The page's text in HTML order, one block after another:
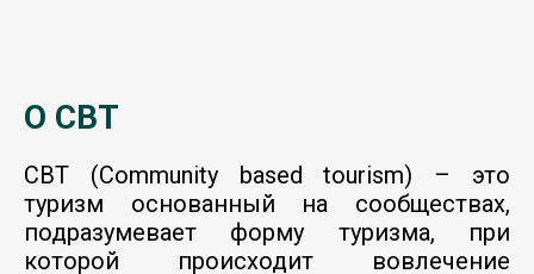
О CBT
CBT (Community based tourism) – это
туризм основанный на сообществах,
подразумевает форму туризма, при
которой происходит вовлечение